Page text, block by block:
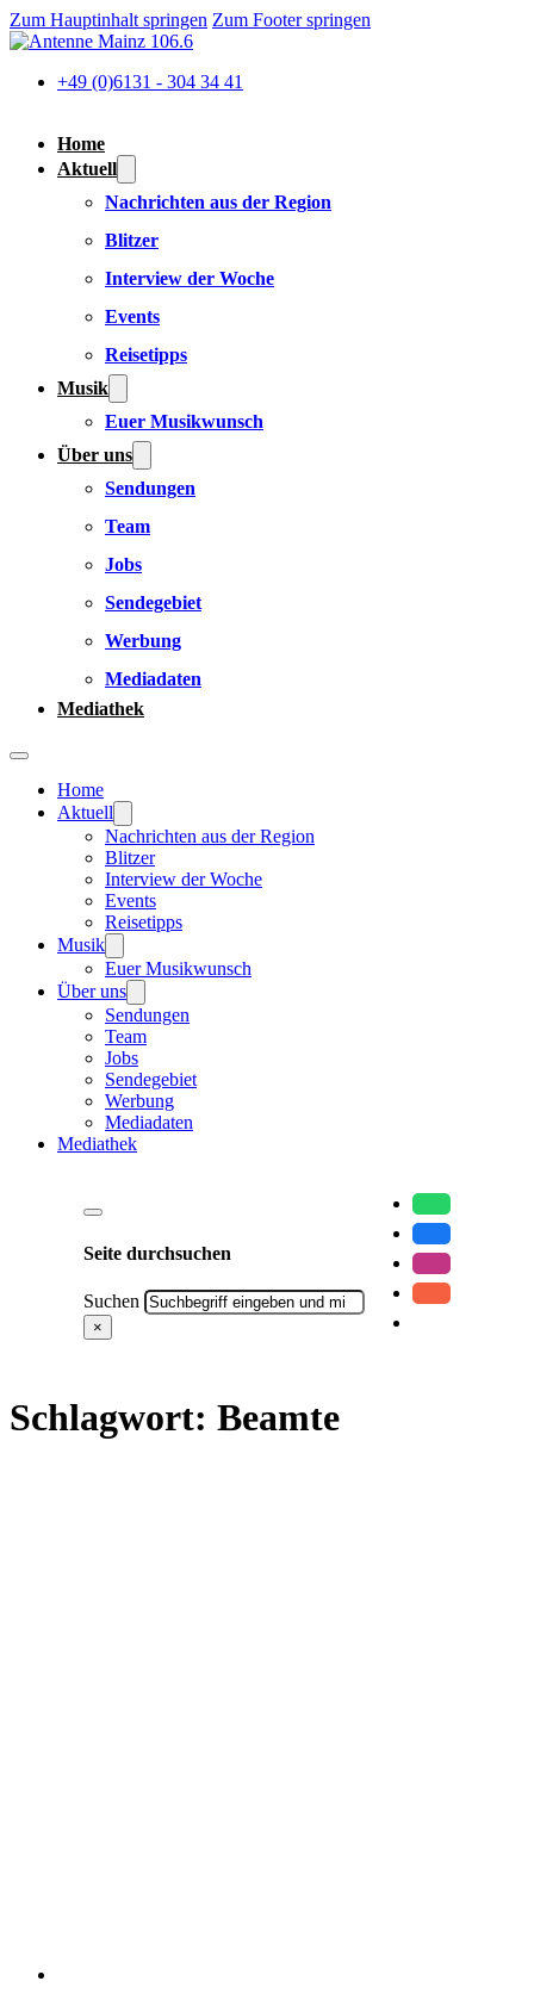
Zum Hauptinhalt springen Zum Footer springen
+49 (0)6131 - 304 34 41
Home
Aktuell
Nachrichten aus der Region
Blitzer
Interview der Woche
Events
Reisetipps
Musik
Euer Musikwunsch
Über uns
Sendungen
Team
Jobs
Sendegebiet
Werbung
Mediadaten
Mediathek
Home
Aktuell
Nachrichten aus der Region
Blitzer
Interview der Woche
Events
Reisetipps
Musik
Euer Musikwunsch
Über uns
Sendungen
Team
Jobs
Sendegebiet
Werbung
Mediadaten
Mediathek
Seite durchsuchen
Suchen
×
Schlagwort: Beamte